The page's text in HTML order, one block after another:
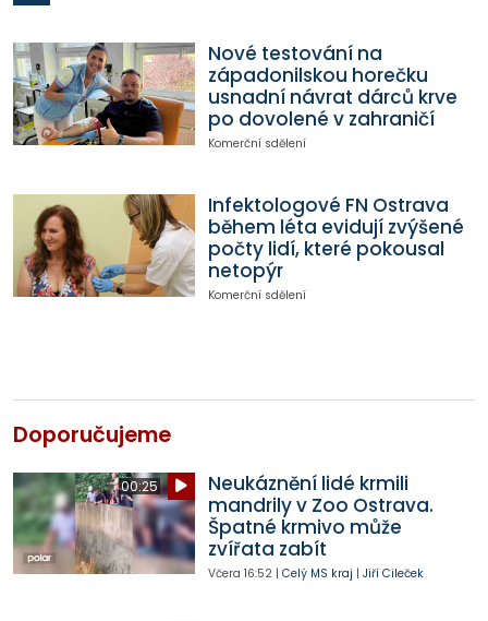
Nové testování na
západonilskou horečku
usnadní návrat dárců krve
po dovolené v zahraničí
Komerční sdělení
Infektologové FN Ostrava
během léta evidují zvýšené
počty lidí, které pokousal
netopýr
Komerční sdělení
Doporučujeme
00:25
Neukáznění lidé krmili
mandrily v Zoo Ostrava.
Špatné krmivo může
zvířata zabít
Včera 16:52| Celý MS kraj | Jiří Cileček